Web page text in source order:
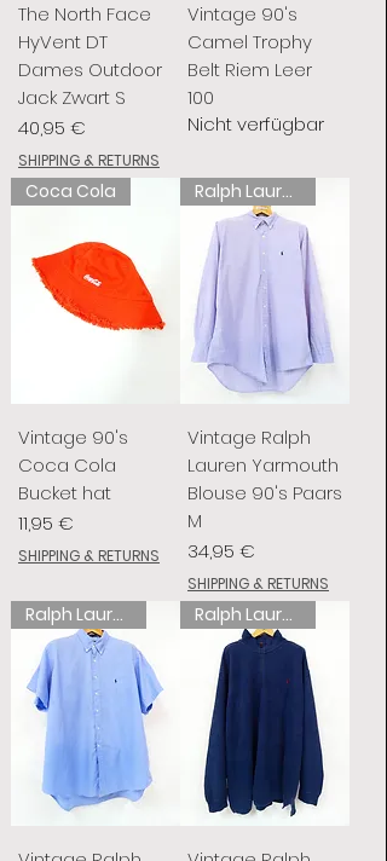
The North Face
HyVent DT
Dames Outdoor
Jack Zwart S
Preis
40,95 €
SHIPPING & RETURNS
Vintage 90's
Camel Trophy
Belt Riem Leer
100
Nicht verfügbar
Coca Cola
Vintage 90's
Coca Cola
Bucket hat
Preis
11,95 €
SHIPPING & RETURNS
Ralph Lauren
Vintage Ralph
Lauren Yarmouth
Blouse 90's Paars
M
Preis
34,95 €
SHIPPING & RETURNS
Ralph Lauren Ralph Lauren